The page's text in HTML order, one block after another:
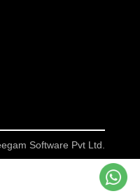
Software Pvt Ltd.